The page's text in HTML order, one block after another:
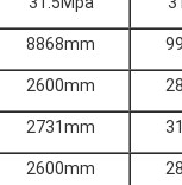
8868mm
2600mm
2731mm
2600mm